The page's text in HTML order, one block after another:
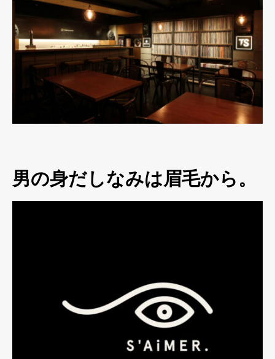
男の身だしなみは眉毛から。